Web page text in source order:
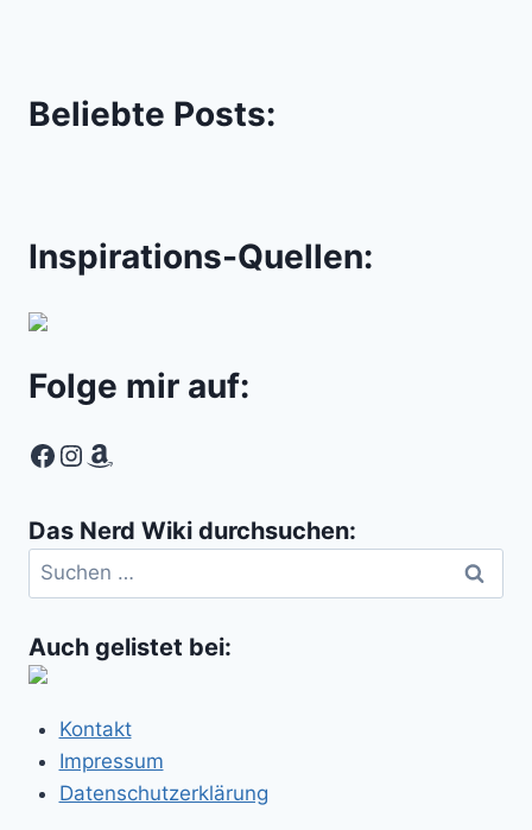
Beliebte Posts:
Inspirations-Quellen:
Folge mir auf:
Facebook
Instagram
Amazon
Das Nerd Wiki durchsuchen:
Suchen
nach:
Auch gelistet bei:
Kontakt
Impressum
Datenschutzerklärung